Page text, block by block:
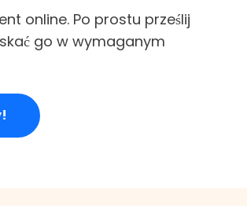
online. Po prostu prześlij
go w wymaganym